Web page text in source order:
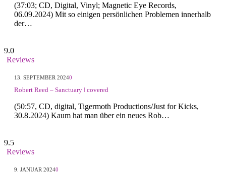
(37:03; CD, Digital, Vinyl; Magnetic Eye Records,
06.09.2024) Mit so einigen persönlichen Problemen innerhalb
der…
9.0
Reviews
13. SEPTEMBER 20240
Robert Reed – Sanctuary ǀ covered
(50:57, CD, digital, Tigermoth Productions/Just for Kicks,
30.8.2024) Kaum hat man über ein neues Rob…
9.5
Reviews
9. JANUAR 20240